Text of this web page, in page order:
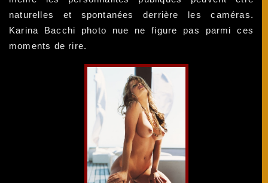
naturelles et spontanées derrière les caméras.
Karina Bacchi photo nue ne figure pas parmi ces
moments de rire.